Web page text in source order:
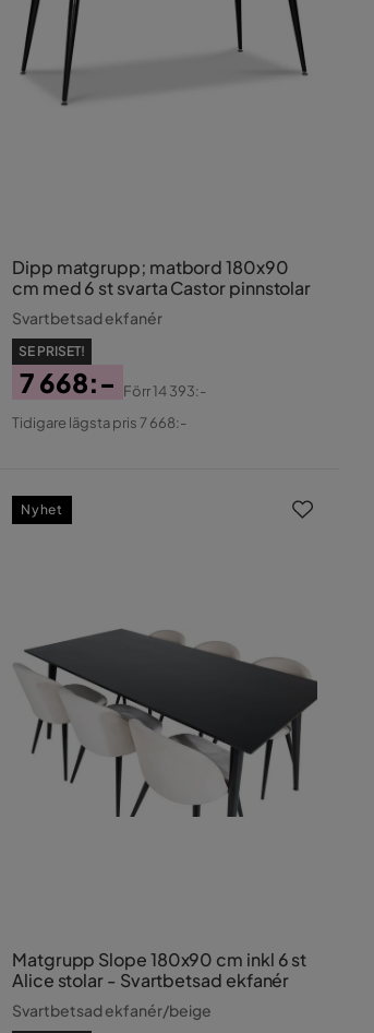
Dipp matgrupp; matbord 180x90
cm med 6 st svarta Castor pinnstolar
Svartbetsad ekfanér
SE PRISET!
Pris
7 668:-
Original
Förr14 393:-
Tidigare lägsta pris 7 668:-
Matgrupp Slope 180x90 cm inkl 6 st
Alice stolar - Svartbetsad ekfanér
Svartbetsad ekfanér/beige
Nyhet